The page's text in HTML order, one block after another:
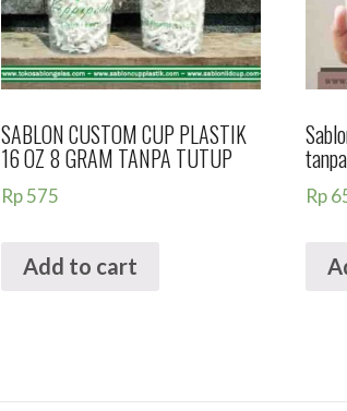
SABLON CUSTOM CUP PLASTIK
16 OZ 8 GRAM TANPA TUTUP
Rp575
Add to cart
Rp